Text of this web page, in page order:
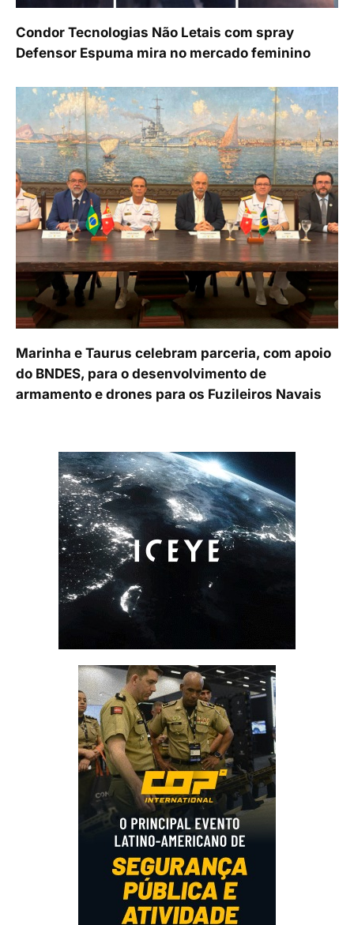
Condor Tecnologias Não Letais com spray
Defensor Espuma mira no mercado feminino
Marinha e Taurus celebram parceria, com apoio
do BNDES, para o desenvolvimento de
armamento e drones para os Fuzileiros Navais